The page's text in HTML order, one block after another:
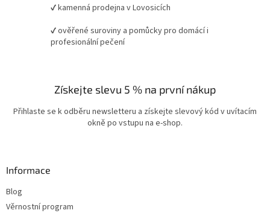
✔ kamenná prodejna v Lovosicích
✔ ověřené suroviny a pomůcky pro domácí i
profesionální pečení
Získejte slevu 5 % na první nákup
Přihlaste se k odběru newsletteru a získejte slevový kód v uvítacím
okně po vstupu na e-shop.
Informace
Blog
Věrnostní program